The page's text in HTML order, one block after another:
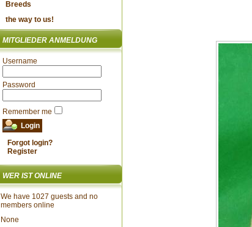
Breeds
the way to us!
MITGLIEDER ANMELDUNG
Username
Password
Remember me
Forgot login?
Register
WER IST ONLINE
We have 1027 guests and no
members online
None